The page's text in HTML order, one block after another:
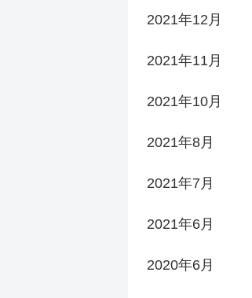
2021年12月
2021年11月
2021年10月
2021年8月
2021年7月
2021年6月
2020年6月